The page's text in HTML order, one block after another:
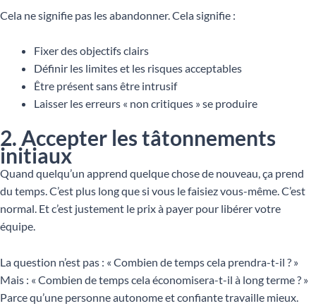
Cela ne signifie pas les abandonner. Cela signifie :
Fixer des objectifs clairs
Définir les limites et les risques acceptables
Être présent sans être intrusif
Laisser les erreurs « non critiques » se produire
2. Accepter les tâtonnements
initiaux
Quand quelqu’un apprend quelque chose de nouveau, ça prend
du temps. C’est plus long que si vous le faisiez vous-même. C’est
normal. Et c’est justement le prix à payer pour libérer votre
équipe.
La question n’est pas : « Combien de temps cela prendra-t-il ? »
Mais : « Combien de temps cela économisera-t-il à long terme ? »
Parce qu’une personne autonome et confiante travaille mieux.